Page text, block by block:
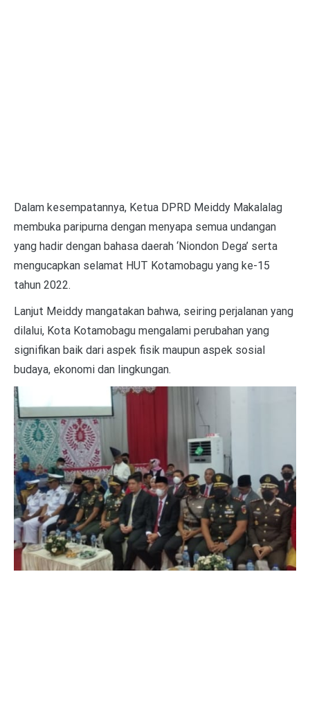
Dalam kesempatannya, Ketua DPRD Meiddy Makalalag
membuka paripurna dengan menyapa semua undangan
yang hadir dengan bahasa daerah ‘Niondon Dega’ serta
mengucapkan selamat HUT Kotamobagu yang ke-15
tahun 2022.
Lanjut Meiddy mangatakan bahwa, seiring perjalanan yang
dilalui, Kota Kotamobagu mengalami perubahan yang
signifikan baik dari aspek fisik maupun aspek sosial
budaya, ekonomi dan lingkungan.